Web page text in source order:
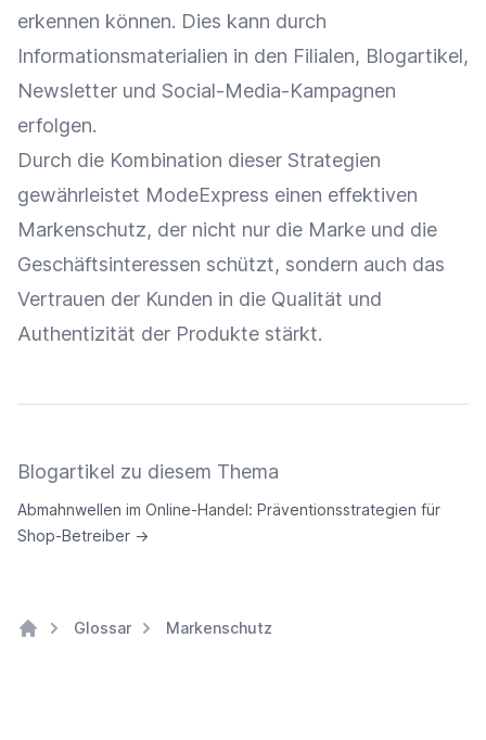
erkennen können. Dies kann durch
Informationsmaterialien in den Filialen, Blogartikel,
Newsletter und Social-Media-Kampagnen
erfolgen.
Durch die Kombination dieser Strategien
gewährleistet ModeExpress einen effektiven
Markenschutz, der nicht nur die Marke und die
Geschäftsinteressen schützt, sondern auch das
Vertrauen der Kunden in die Qualität und
Authentizität der Produkte stärkt.
Blogartikel zu diesem Thema
Abmahnwellen im Online-Handel: Präventionsstrategien für
Shop-Betreiber →
Glossar Markenschutz